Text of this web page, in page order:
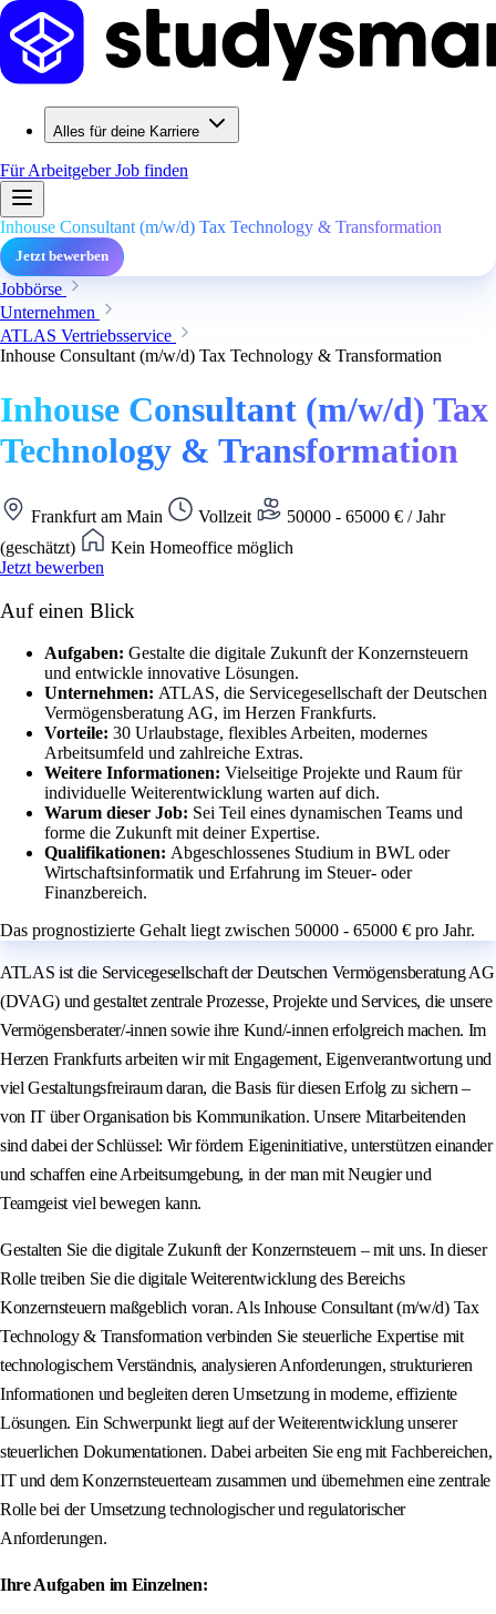
Alles für deine Karriere
Für ArbeitgeberJob finden
Inhouse Consultant (m/w/d) Tax Technology & Transformation
Jetzt bewerben
Jobbörse
Unternehmen
ATLAS Vertriebsservice
Inhouse Consultant (m/w/d) Tax Technology & Transformation
Inhouse Consultant (m/w/d) Tax
Technology & Transformation
Frankfurt am Main Vollzeit
50000 - 65000 € / Jahr
(geschätzt)
Kein Homeoffice möglich
Jetzt bewerben
Auf einen Blick
Aufgaben: Gestalte die digitale Zukunft der Konzernsteuern
und entwickle innovative Lösungen.
Unternehmen: ATLAS, die Servicegesellschaft der Deutschen
Vermögensberatung AG, im Herzen Frankfurts.
Vorteile: 30 Urlaubstage, flexibles Arbeiten, modernes
Arbeitsumfeld und zahlreiche Extras.
Weitere Informationen: Vielseitige Projekte und Raum für
individuelle Weiterentwicklung warten auf dich.
Warum dieser Job: Sei Teil eines dynamischen Teams und
forme die Zukunft mit deiner Expertise.
Qualifikationen: Abgeschlossenes Studium in BWL oder
Wirtschaftsinformatik und Erfahrung im Steuer- oder
Finanzbereich.
Das prognostizierte Gehalt liegt zwischen 50000 - 65000 € pro Jahr.
ATLAS ist die Servicegesellschaft der Deutschen Vermögensberatung AG
(DVAG) und gestaltet zentrale Prozesse, Projekte und Services, die unsere
Vermögensberater/-innen sowie ihre Kund/-innen erfolgreich machen. Im
Herzen Frankfurts arbeiten wir mit Engagement, Eigenverantwortung und
viel Gestaltungsfreiraum daran, die Basis für diesen Erfolg zu sichern –
von IT über Organisation bis Kommunikation. Unsere Mitarbeitenden
sind dabei der Schlüssel: Wir fördern Eigeninitiative, unterstützen einander
und schaffen eine Arbeitsumgebung, in der man mit Neugier und
Teamgeist viel bewegen kann.
Gestalten Sie die digitale Zukunft der Konzernsteuern – mit uns. In dieser
Rolle treiben Sie die digitale Weiterentwicklung des Bereichs
Konzernsteuern maßgeblich voran. Als Inhouse Consultant (m/w/d) Tax
Technology & Transformation verbinden Sie steuerliche Expertise mit
technologischem Verständnis, analysieren Anforderungen, strukturieren
Informationen und begleiten deren Umsetzung in moderne, effiziente
Lösungen. Ein Schwerpunkt liegt auf der Weiterentwicklung unserer
steuerlichen Dokumentationen. Dabei arbeiten Sie eng mit Fachbereichen,
IT und dem Konzernsteuerteam zusammen und übernehmen eine zentrale
Rolle bei der Umsetzung technologischer und regulatorischer
Anforderungen.
Ihre Aufgaben im Einzelnen: